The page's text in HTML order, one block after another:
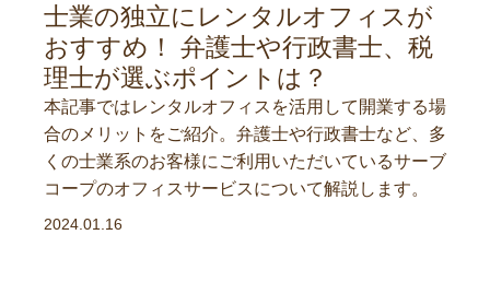
士業の独立にレンタルオフィスが
おすすめ！ 弁護士や行政書士、税
理士が選ぶポイントは？
本記事ではレンタルオフィスを活用して開業する場
合のメリットをご紹介。弁護士や行政書士など、多
くの士業系のお客様にご利用いただいているサーブ
コープのオフィスサービスについて解説します。
2024.01.16